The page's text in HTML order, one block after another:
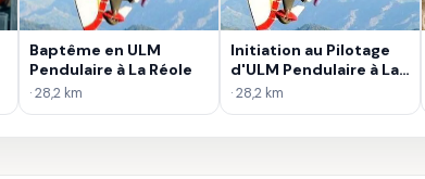
Baptême en ULM
Pendulaire à La Réole
· 28,2 km
Initiation au Pilotage
d'ULM Pendulaire à La
Réole
· 28,2 km